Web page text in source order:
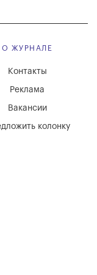
О ЖУРНАЛЕ
Вакансии
Реклама
Контакты
колонку